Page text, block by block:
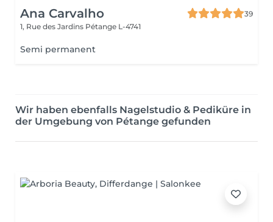
Ana Carvalho
39
1, Rue des Jardins Pétange L-4741
Semi permanent
Wir haben ebenfalls Nagelstudio & Pediküre in
der Umgebung von Pétange gefunden